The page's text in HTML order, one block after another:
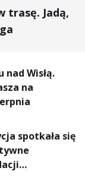
trasę. Jadą,
nad Wisłą.
na
spotkała się